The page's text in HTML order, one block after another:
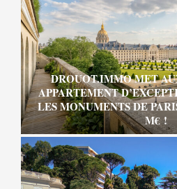
DROUOT.IMMO MET
APPARTEMENT
LES MONUMENTS DE
M€ !